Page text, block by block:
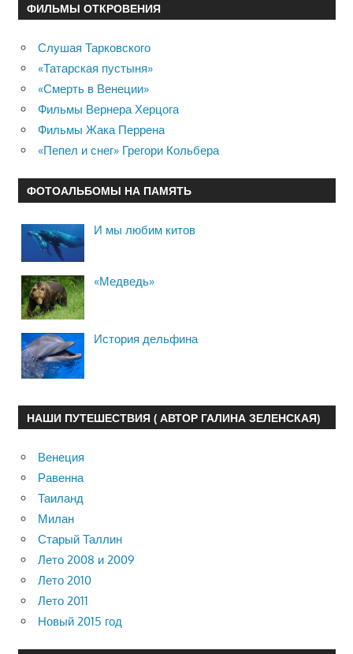
ФИЛЬМЫ ОТКРОВЕНИЯ
Слушая Тарковского
«Татарская пустыня»
«Смерть в Венеции»
Фильмы Вернера Херцога
Фильмы Жака Перрена
«Пепел и снег» Грегори Кольбера
ФОТОАЛЬБОМЫ НА ПАМЯТЬ
И мы любим китов
«Медведь»
История дельфина
НАШИ ПУТЕШЕСТВИЯ ( АВТОР ГАЛИНА ЗЕЛЕНСКАЯ)
Венеция
Равенна
Таиланд
Милан
Старый Таллин
Лето 2008 и 2009
Лето 2010
Лето 2011
Новый 2015 год